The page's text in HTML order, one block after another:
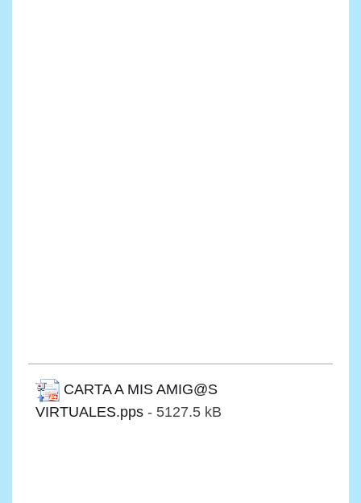
CARTA A MIS AMIG@S
VIRTUALES.pps - 5127.5 kB